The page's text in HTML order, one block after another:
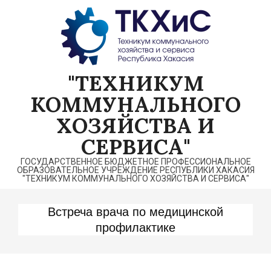
"ТЕХНИКУМ
КОММУНАЛЬНОГО
ХОЗЯЙСТВА И
СЕРВИСА"
ГОСУДАРСТВЕННОЕ БЮДЖЕТНОЕ ПРОФЕССИОНАЛЬНОЕ
ОБРАЗОВАТЕЛЬНОЕ УЧРЕЖДЕНИЕ РЕСПУБЛИКИ ХАКАСИЯ
"ТЕХНИКУМ КОММУНАЛЬНОГО ХОЗЯЙСТВА И СЕРВИСА"
Встреча врача по медицинской
профилактике